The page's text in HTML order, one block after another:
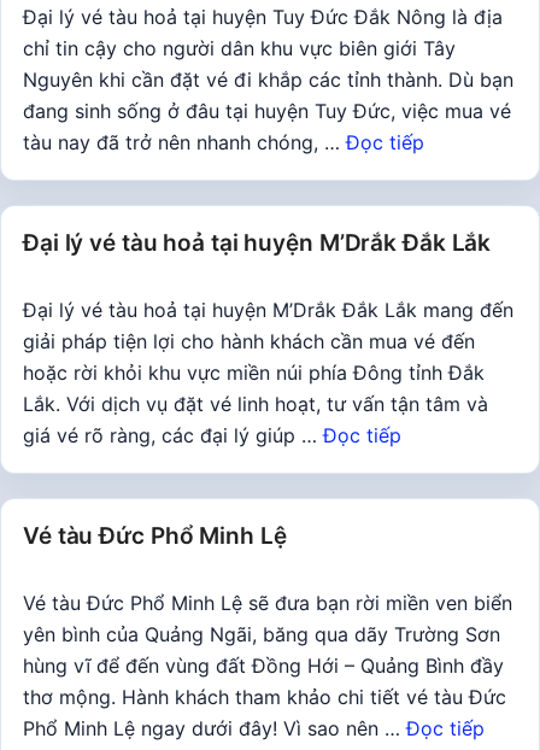
Đại lý vé tàu hoả tại huyện Tuy Đức Đắk Nông là địa
chỉ tin cậy cho người dân khu vực biên giới Tây
Nguyên khi cần đặt vé đi khắp các tỉnh thành. Dù bạn
đang sinh sống ở đâu tại huyện Tuy Đức, việc mua vé
tàu nay đã trở nên nhanh chóng, …Đọc tiếp
Đại lý vé tàu hoả tại huyện M’Drắk Đắk Lắk
Đại lý vé tàu hoả tại huyện M’Drắk Đắk Lắk mang đến
giải pháp tiện lợi cho hành khách cần mua vé đến
hoặc rời khỏi khu vực miền núi phía Đông tỉnh Đắk
Lắk. Với dịch vụ đặt vé linh hoạt, tư vấn tận tâm và
giá vé rõ ràng, các đại lý giúp …Đọc tiếp
Vé tàu Đức Phổ Minh Lệ
Vé tàu Đức Phổ Minh Lệ sẽ đưa bạn rời miền ven biển
yên bình của Quảng Ngãi, băng qua dãy Trường Sơn
hùng vĩ để đến vùng đất Đồng Hới – Quảng Bình đầy
thơ mộng. Hành khách tham khảo chi tiết vé tàu Đức
Phổ Minh Lệ ngay dưới đây! Vì sao nên …Đọc tiếp